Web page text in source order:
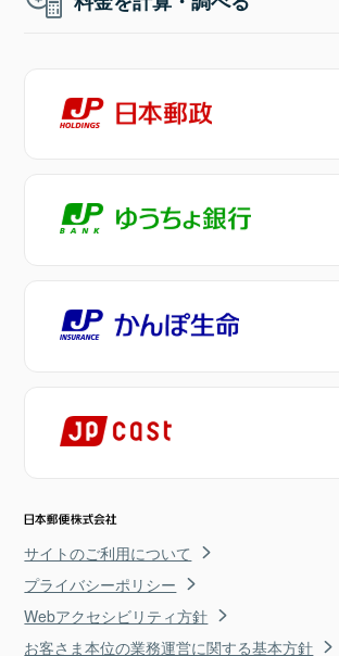
サイトのご利用について
プライバシーポリシー
Webアクセシビリティ方針
お客さま本位の業務運営に関する基本方針